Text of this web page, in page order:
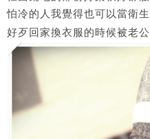
怕冷的人我覺得也可以當衛
好歹回家換衣服的時候被老